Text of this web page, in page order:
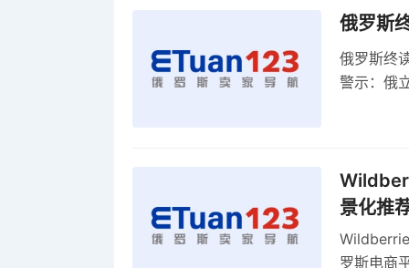
俄罗斯
俄罗斯终
警示：俄
景化推
罗斯电商